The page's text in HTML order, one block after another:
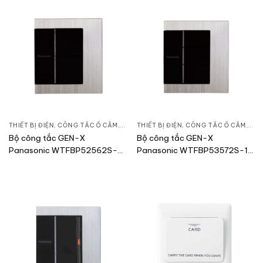
THIẾT BỊ ĐIỆN , CÔNG TẮC Ổ CẮM , DÒNG GEN-X
Bộ công tắc GEN-X
Panasonic WTFBP52562S-
THIẾT BỊ ĐIỆN , CÔNG TẮC Ổ CẮM ,
Bộ công tắc GEN-X
Panasonic WTFBP53572S-1-